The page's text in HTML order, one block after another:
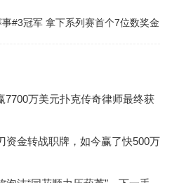
#3冠军 拿下系列赛首个7位数奖金
7700万美元扑克传奇律师最终获
资金转战职牌，如今赢了快500万